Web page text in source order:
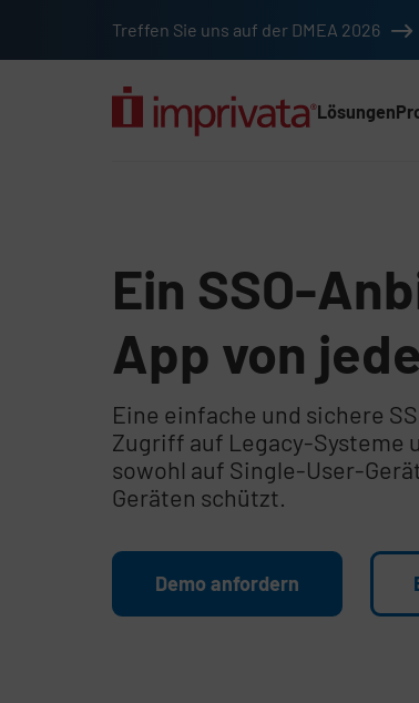
Treffen Sie uns auf der DMEA 2026
Lösungen
Ein SSO-
App von
Eine einfache und sichere
Zugriff auf Legacy-Systeme
sowohl auf Single-User-
Geräten schützt.
Demo anfordern